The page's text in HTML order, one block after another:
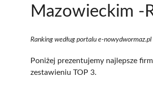
Mazowieckim -
Ranking według portalu e-nowydwormaz.pl
Poniżej prezentujemy najlepsze
zestawieniu TOP 3.